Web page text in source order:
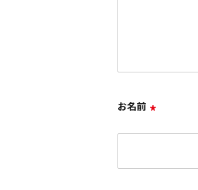
お名前 *